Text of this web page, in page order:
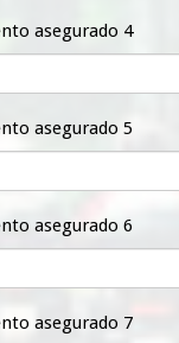
asegurado 4
asegurado 5
asegurado 6
asegurado 7